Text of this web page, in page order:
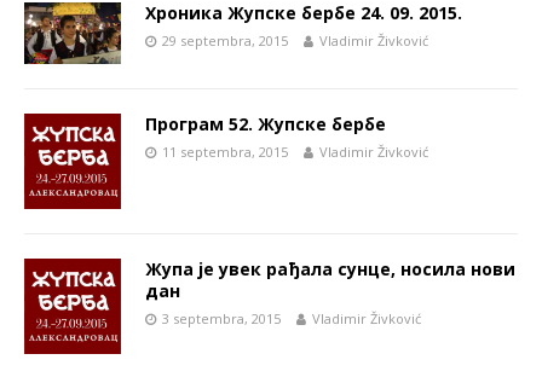
Хроника Жупске бербе 24. 09. 2015.
29 septembra, 2015 Vladimir Živković
Програм 52. Жупске бербе
11 septembra, 2015 Vladimir Živković
Жупа је увек рађала сунце, носила нови
дан
3 septembra, 2015 Vladimir Živković